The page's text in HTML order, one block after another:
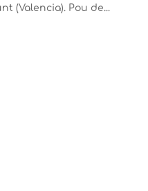
(Valencia). Pou de...